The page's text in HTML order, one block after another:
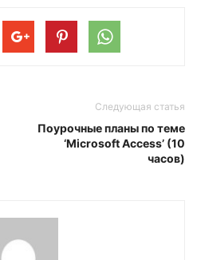
Следующая статья
Поурочные планы по теме
‘Microsoft Access’ (10
часов)